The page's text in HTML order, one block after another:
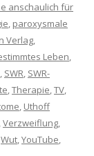
anschaulich für
, paroxysmale
Verlag,
Leben,
, SWR, SWR-
,Therapie,TV,
, Uthoff
,Verzweiflung,
Wut,YouTube,